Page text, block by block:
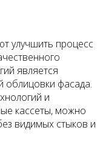
улучшить процесс
является
облицовки фасада.
и
кассеты, можно
видимых стыков и